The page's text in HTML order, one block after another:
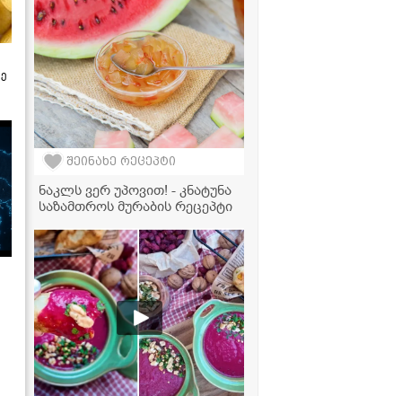
შეინახე რეცეპტი
ნაკლს ვერ უპოვით! - კნატუნა
საზამთროს მურაბის რეცეპტი